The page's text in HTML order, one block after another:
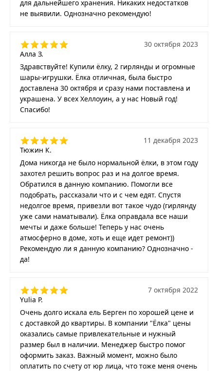
для дальнейшего хранения. Никаких недостатков
не выявили. Однозначно рекомендую!
Алла З.
30 октября 2023
Здравствуйте! Купили ёлку, 2 гирлянды и огромные
шары-игрушки. Ёлка отличная, была быстро
доставлена 30 октября и сразу нами поставлена и
украшена. У всех Хеллоуин, а у нас Новый год!
Спасибо!
Тюжин К.
11 декабря 2023
Дома никогда не было нормальной ёлки, в этом году
захотел решить вопрос раз и на долгое время.
Обратился в данную компанию. Помогли все
подобрать, рассказали что и с чем едят. Спустя
недолгое время, привезли вот такое чудо (гирлянду
уже сами наматывали). Ёлка оправдала все наши
мечты и даже больше! Теперь у нас очень
атмосферно в доме, хоть и еще идет ремонт))
Рекомендую ли я данную компанию? Однозначно -
да!
Yulia P.
7 октября 2022
Очень долго искала ель Берген по хорошей цене и
с доставкой до квартиры. В компании "Ёлка" цены
оказались самые привлекательные и нужный
размер был в наличии. Менеджер быстро помог
оформить заказ. Важный момент, можно было
оплатить по счету от юр лица, что тоже меня очень